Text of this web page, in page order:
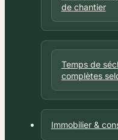
de chantier
Temps de
complètes
Immobilier &